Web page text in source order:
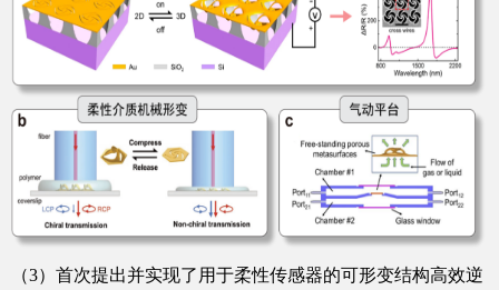
（3）首次提出并实现了用于柔性传感器的可形变结构高效逆